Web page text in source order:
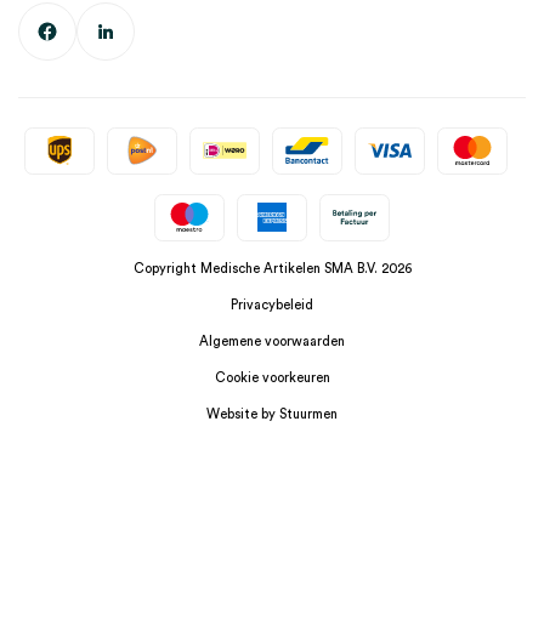
Copyright Medische Artikelen SMA B.V. 2026
Privacybeleid
Algemene voorwaarden
Cookie voorkeuren
Website by Stuurmen